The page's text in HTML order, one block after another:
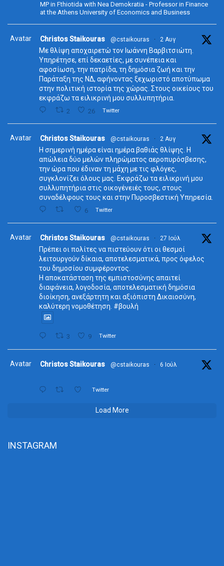
MP in Fthiotida with Nea Demokratia - Professor in Finance
at the Athens University of Economics and Business
Avatar Christos Staikouras @cstaikouras · 2 Αυγ
Με θλίψη αποχαιρετώ τον Ιωάννη Βαρβιτσιώτη.
Υπηρέτησε, επί δεκαετίες, με συνέπεια και
αφοσίωση, την πατρίδα, τη δημόσια ζωή και την
Παράταξη της ΝΔ, αφήνοντας ξεχωριστό αποτύπωμα
στην πολιτική ιστορία της χώρας. Στους οικείους του
εκφράζω τα ειλικρινή μου συλλυπητήρια.
2 26 Twitter
Avatar Christos Staikouras @cstaikouras · 2 Αυγ
Η σημερινή ημέρα είναι ημέρα βαθιάς θλίψης. Η
απώλεια δύο μελών πληρώματος αεροπυρόσβεσης,
την ώρα που έδιναν τη μάχη με τις φλόγες,
συγκλονίζει όλους μας. Εκφράζω τα ειλικρινή μου
συλλυπητήρια στις οικογένειές τους, στους
συναδέλφους τους και στην Πυροσβεστική Υπηρεσία.
6 Twitter
Avatar Christos Staikouras @cstaikouras · 27 Ιούλ
Πρέπει οι πολίτες να πιστεύουν ότι οι θεσμοί
λειτουργούν δίκαια, αποτελεσματικά, προς όφελος
του δημοσίου συμφέροντος.
Η αποκατάσταση της εμπιστοσύνης απαιτεί
διαφάνεια, λογοδοσία, αποτελεσματική δημόσια
διοίκηση, ανεξάρτητη και αξιόπιστη Δικαιοσύνη,
καλύτερη νομοθέτηση. #βουλή
3 9 Twitter
Avatar Christos Staikouras @cstaikouras · 6 Ιούλ
Twitter
Load More
INSTAGRAM